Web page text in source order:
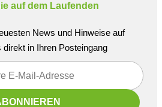
auf dem Laufenden
News und Hinweise auf
direkt in Ihren Posteingang